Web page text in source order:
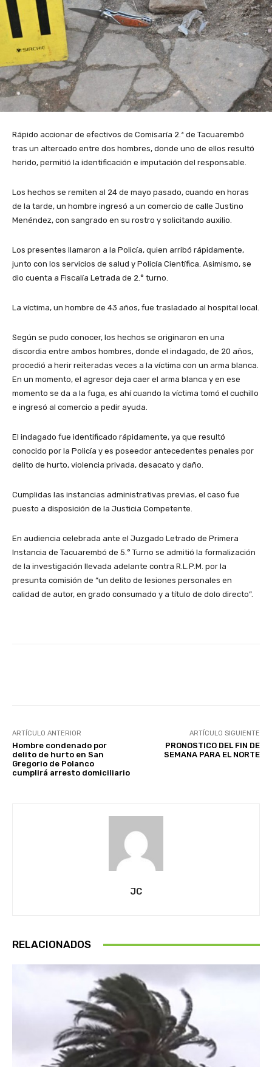
Rápido accionar de efectivos de Comisaría 2.ª de Tacuarembó
tras un altercado entre dos hombres, donde uno de ellos resultó
herido, permitió la identificación e imputación del responsable.
Los hechos se remiten al 24 de mayo pasado, cuando en horas
de la tarde, un hombre ingresó a un comercio de calle Justino
Menéndez, con sangrado en su rostro y solicitando auxilio.
Los presentes llamaron a la Policía, quien arribó rápidamente,
junto con los servicios de salud y Policía Científica. Asimismo, se
dio cuenta a Fiscalía Letrada de 2.° turno.
La víctima, un hombre de 43 años, fue trasladado al hospital local.
Según se pudo conocer, los hechos se originaron en una
discordia entre ambos hombres, donde el indagado, de 20 años,
procedió a herir reiteradas veces a la víctima con un arma blanca.
En un momento, el agresor deja caer el arma blanca y en ese
momento se da a la fuga, es ahí cuando la víctima tomó el cuchillo
e ingresó al comercio a pedir ayuda.
El indagado fue identificado rápidamente, ya que resultó
conocido por la Policía y es poseedor antecedentes penales por
delito de hurto, violencia privada, desacato y daño.
Cumplidas las instancias administrativas previas, el caso fue
puesto a disposición de la Justicia Competente.
En audiencia celebrada ante el Juzgado Letrado de Primera
Instancia de Tacuarembó de 5.° Turno se admitió la formalización
de la investigación llevada adelante contra R.L.P.M. por la
presunta comisión de “un delito de lesiones personales en
calidad de autor, en grado consumado y a título de dolo directo”.
ARTÍCULO ANTERIOR
Hombre condenado por
delito de hurto en San
Gregorio de Polanco
cumplirá arresto domiciliario
ARTÍCULO SIGUIENTE
PRONOSTICO DEL FIN DE
SEMANA PARA EL NORTE
JC
RELACIONADOS